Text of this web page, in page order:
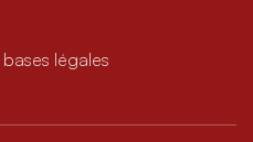
légales